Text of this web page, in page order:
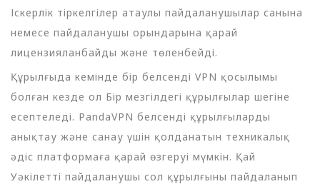
Іскерлік тіркелгілер атаулы пайдаланушылар санына
немесе пайдаланушы орындарына қарай
лицензияланбайды және төленбейді.
Құрылғыда кемінде бір белсенді VPN қосылымы
болған кезде ол Бір мезгілдегі құрылғылар шегіне
есептеледі. PandaVPN белсенді құрылғыларды
анықтау және санау үшін қолданатын техникалық
әдіс платформаға қарай өзгеруі мүмкін. Қай
Уәкілетті пайдаланушы сол құрылғыны пайдаланып